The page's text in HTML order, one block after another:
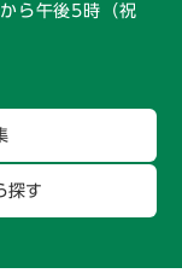
ら午後5時 （祝
探す